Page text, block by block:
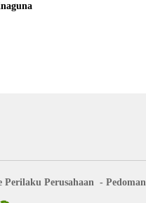
Perilaku Perusahaan